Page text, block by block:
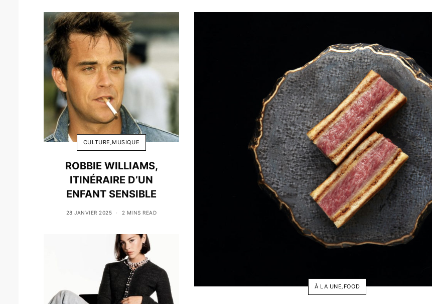
CULTURE MUSIQUE
ROBBIE WILLIAMS,
ITINÉRAIRE D’UN
ENFANT SENSIBLE
28 JANVIER 2025 2 MINS READ
À LA UNE, FOOD